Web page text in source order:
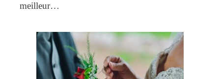
meilleur…